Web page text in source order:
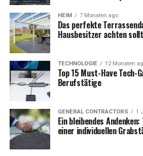
HEIM 7 Monaten ago
Das perfekte
Hausbesitzer achten
TECHNOLOGIE 12 Monaten
Top 15 Must-Have Tech-
Berufstätige
GENERAL CONTRACTORS 1
Ein bleibendes
einer individuellen